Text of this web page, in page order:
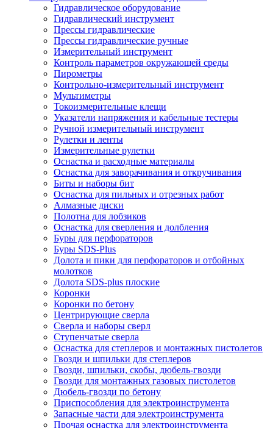
Гидравлическое оборудование
Гидравлический инструмент
Прессы гидравлические
Прессы гидравлические ручные
Измерительный инструмент
Контроль параметров окружающей среды
Пирометры
Контрольно-измерительный инструмент
Мультиметры
Токоизмерительные клещи
Указатели напряжения и кабельные тестеры
Ручной измерительный инструмент
Рулетки и ленты
Измерительные рулетки
Оснастка и расходные материалы
Оснастка для заворачивания и откручивания
Биты и наборы бит
Оснастка для пильных и отрезных работ
Алмазные диски
Полотна для лобзиков
Оснастка для сверления и долбления
Буры для перфораторов
Буры SDS-Plus
Долота и пики для перфораторов и отбойных
молотков
Долота SDS-plus плоские
Коронки
Коронки по бетону
Центрирующие сверла
Сверла и наборы сверл
Ступенчатые сверла
Оснастка для степлеров и монтажных пистолетов
Гвозди и шпильки для степлеров
Гвозди, шпильки, скобы, дюбель-гвозди
Гвозди для монтажных газовых пистолетов
Дюбель-гвозди по бетону
Приспособления для электроинструмента
Запасные части для электроинструмента
Прочая оснастка для электроинструмента